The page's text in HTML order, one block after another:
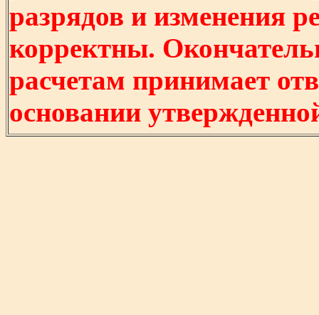
разрядов и изменения
корректны.
расчетам принимает
основании